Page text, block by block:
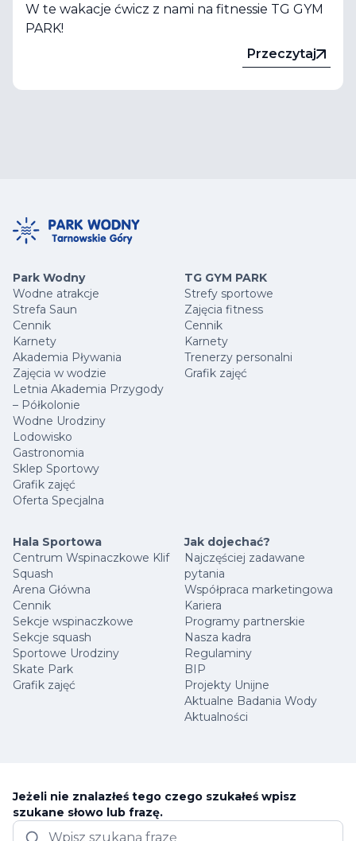
W te wakacje ćwicz z nami na fitnessie TG GYM
PARK!
Przeczytaj
Park Wodny
Wodne atrakcje
Strefa Saun
Cennik
Karnety
Akademia Pływania
Zajęcia w wodzie
Letnia Akademia Przygody
– Półkolonie
Wodne Urodziny
Lodowisko
Gastronomia
Sklep Sportowy
Grafik zajęć
Oferta Specjalna
TG GYM PARK
Strefy sportowe
Zajęcia fitness
Cennik
Karnety
Trenerzy personalni
Grafik zajęć
Hala Sportowa
Centrum Wspinaczkowe Klif
Squash
Arena Główna
Cennik
Sekcje wspinaczkowe
Sekcje squash
Sportowe Urodziny
Skate Park
Grafik zajęć
Jak dojechać?
Najczęściej zadawane
pytania
Współpraca marketingowa
Kariera
Programy partnerskie
Nasza kadra
Regulaminy
BIP
Projekty Unijne
Aktualne Badania Wody
Aktualności
Jeżeli nie znalazłeś tego czego szukałeś wpisz
szukane słowo lub frazę.